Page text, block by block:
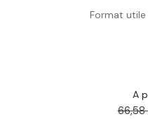
Format
A
66,58